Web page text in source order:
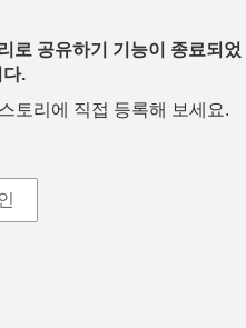
로 공유하기 기능이 종료되었
다.
토리에 직접 등록해 보세요.